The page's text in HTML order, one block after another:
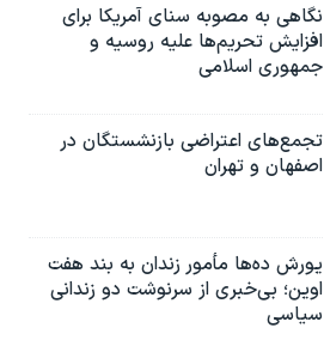
نگاهی به مصوبه سنای آمریکا برای
افزایش تحریم‌ها علیه روسیه و
جمهوری اسلامی
تجمع‌های اعتراضی بازنشستگان در
اصفهان و تهران
یورش ده‌ها مأمور زندان به بند هفت
اوین؛ بی‌خبری از سرنوشت دو زندانی
سیاسی